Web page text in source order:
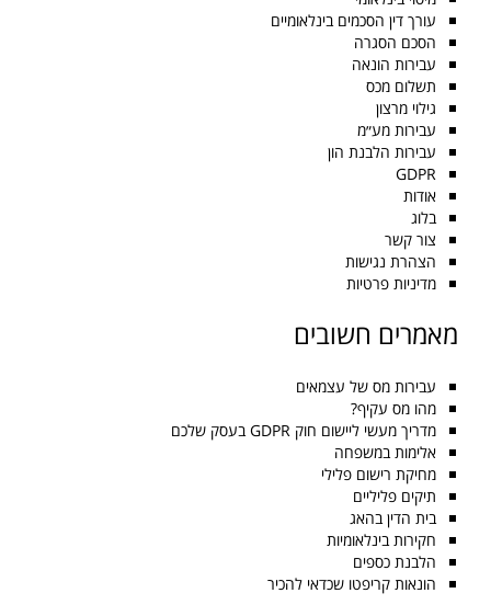
עורך דין הסכמים בינלאומיים
הסכם הסגרה
עבירות הונאה
תשלום מכס
גילוי מרצון
עבירות מע״מ
עבירות הלבנת הון
GDPR
אודות
בלוג
צור קשר
הצהרת נגישות
מדיניות פרטיות
מאמרים חשובים
עבירות מס של עצמאים
מהו מס עקיף?
מדריך מעשי ליישום חוק GDPR בעסק שלכם
אלימות במשפחה
מחיקת רישום פלילי
תיקים פליליים
בית הדין בהאג
חקירות בינלאומיות
הלבנת כספים
הונאות קריפטו שכדאי להכיר